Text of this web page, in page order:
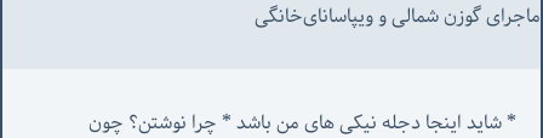
ماجرای گوزن شمالی و‌ ویپاسانای‌خانگی